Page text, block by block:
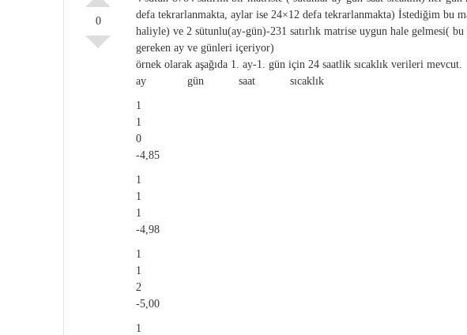
0
defa tekrarlanmakta, aylar ise 24×12 defa tekrarlanmakta) İstediğim bu
haliyle) ve 2 sütunlu(ay-gün)-231 satırlık matrise uygun hale gelmesi(
gereken ay ve günleri içeriyor)
örnek olarak aşağıda 1. ay-1. gün için 24 saatlik sıcaklık verileri mevcut.
ay gün saat sıcaklık
1
1
0
-4,85
1
1
1
-4,98
1
1
2
-5,00
1